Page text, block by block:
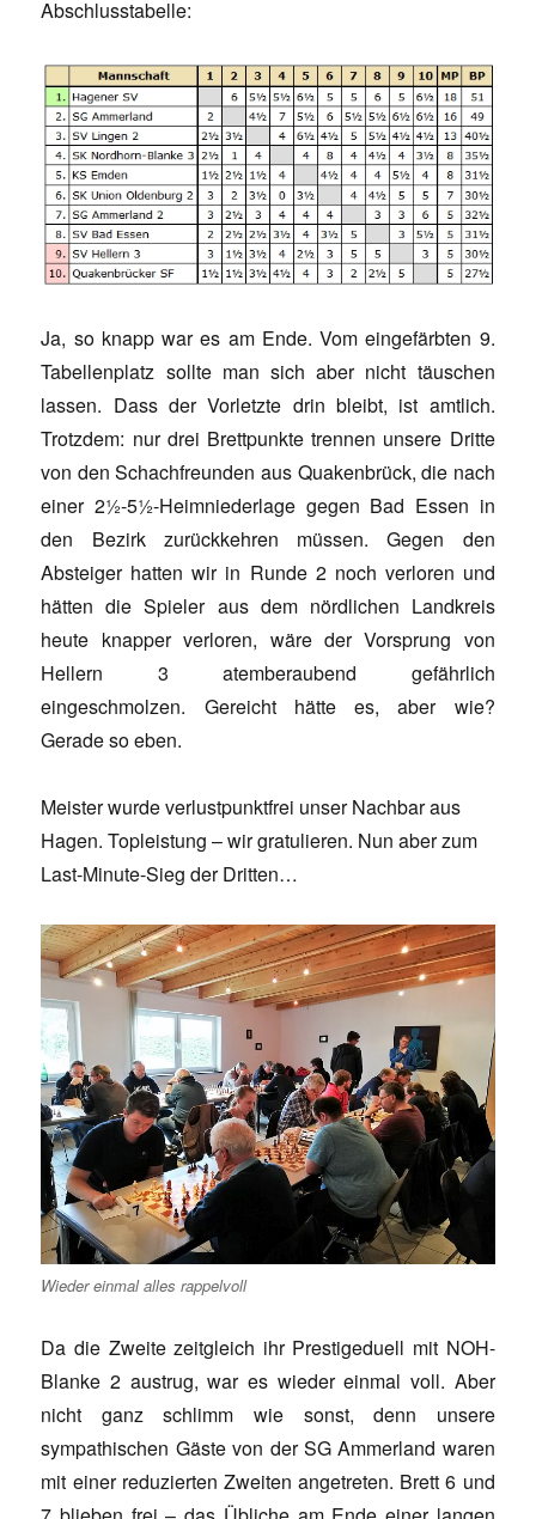
Abschlusstabelle:
Ja, so knapp war es am Ende. Vom eingefärbten 9.
Tabellenplatz sollte man sich aber nicht täuschen
lassen. Dass der Vorletzte drin bleibt, ist amtlich.
Trotzdem: nur drei Brettpunkte trennen unsere Dritte
von den Schachfreunden aus Quakenbrück, die nach
einer 2½-5½-Heimniederlage gegen Bad Essen in
den Bezirk zurückkehren müssen. Gegen den
Absteiger hatten wir in Runde 2 noch verloren und
hätten die Spieler aus dem nördlichen Landkreis
heute knapper verloren, wäre der Vorsprung von
Hellern 3 atemberaubend gefährlich
eingeschmolzen. Gereicht hätte es, aber wie?
Gerade so eben.
Meister wurde verlustpunktfrei unser Nachbar aus
Hagen. Topleistung – wir gratulieren. Nun aber zum
Last-Minute-Sieg der Dritten…
Wieder einmal alles rappelvoll
Da die Zweite zeitgleich ihr Prestigeduell mit NOH-
Blanke 2 austrug, war es wieder einmal voll. Aber
nicht ganz schlimm wie sonst, denn unsere
sympathischen Gäste von der SG Ammerland waren
mit einer reduzierten Zweiten angetreten. Brett 6 und